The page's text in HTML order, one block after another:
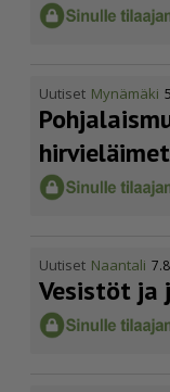
Uutiset Mynämäki
Uutiset Naantali
Vesistöt ja